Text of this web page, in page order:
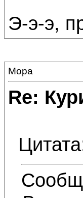
Э-э-э,
Мора
Re: